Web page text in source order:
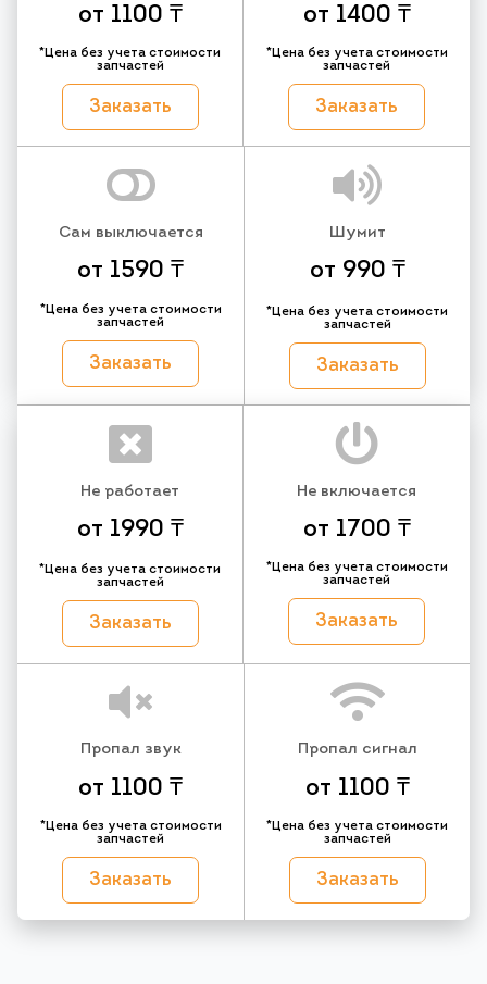
от 1100 ₸
*Цена без учета стоимости
запчастей
Заказать
от 1400 ₸
*Цена без учета стоимости
запчастей
Заказать
Сам выключается
от 1590 ₸
*Цена без учета стоимости
запчастей
Заказать
Шумит
от 990 ₸
*Цена без учета стоимости
запчастей
Заказать
Не работает
от 1990 ₸
*Цена без учета стоимости
запчастей
Заказать
Не включается
от 1700 ₸
*Цена без учета стоимости
запчастей
Заказать
Пропал звук
от 1100 ₸
*Цена без учета стоимости
запчастей
Заказать
Пропал сигнал
от 1100 ₸
*Цена без учета стоимости
запчастей
Заказать